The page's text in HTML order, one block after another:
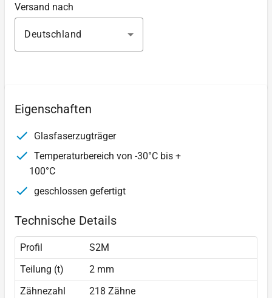
Versand nach
Deutschland
Eigenschaften
Glasfaserzugträger
Temperaturbereich von -30°C bis +
100°C
geschlossen gefertigt
Technische Details
Profil
S2M
Teilung (t)
2 mm
Zähnezahl
218 Zähne